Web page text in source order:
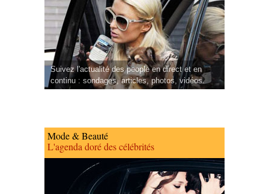
Suivez l'actualité des people en direct et en
continu : sondages, articles, photos, vidéos.
Mode & Beauté
L'agenda doré des célébrités